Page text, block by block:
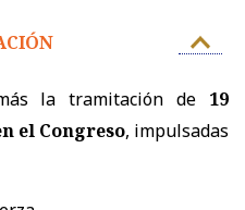
la tramitación de 19
el Congreso, impulsadas